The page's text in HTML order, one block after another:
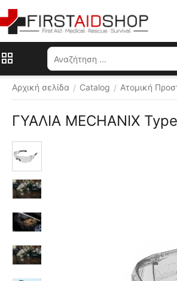
Αρχική σελίδα / Catalog / Ατομική
ΓΥΑΛΙΑ MECHANIX